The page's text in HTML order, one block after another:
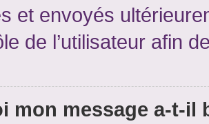
et envoyés
de l’utilisateur afin
mon message a-t-il